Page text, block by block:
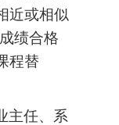
近或相似
绩合格
程替
主任、系